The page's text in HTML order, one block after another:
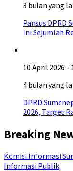
3 bulan yang
Pansus DPRD
Ini Sejumlah
10 April 2026 -
4 bulan yang
DPRD
2026, Target
Breaking
Komisi Informasi
Informasi Publik